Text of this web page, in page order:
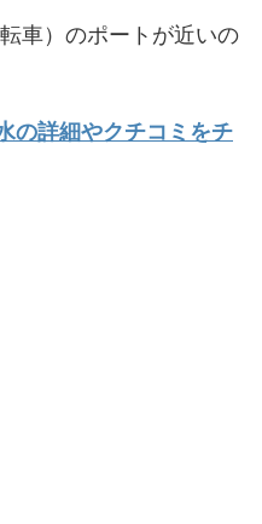
車）のポートが近いの
詳細やクチコミをチ